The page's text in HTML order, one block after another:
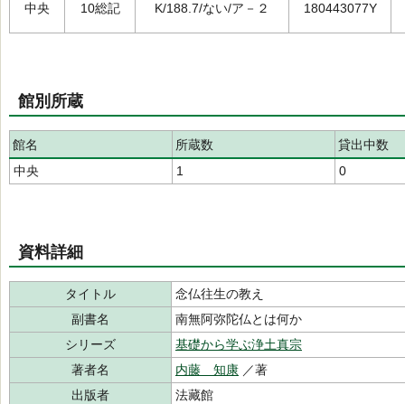
中央 10総記 K/188.7/ない/ア－２ 180443077Y
館別所蔵
館名 所蔵数
貸出中数
中央
1 0
資料詳細
タイトル
念仏往生の教え
副書名
南無阿弥陀仏とは何か
シリーズ
基礎から学ぶ浄土真宗
著者名
内藤 知康 ／著
出版者
法藏館